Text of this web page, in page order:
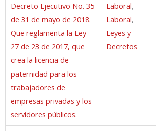
Decreto Ejecutivo No. 35
de 31 de mayo de 2018.
Que reglamenta la Ley
27 de 23 de 2017, que
crea la licencia de
paternidad para los
trabajadores de
empresas privadas y los
servidores públicos.
Laboral,
Laboral,
Leyes y
Decretos